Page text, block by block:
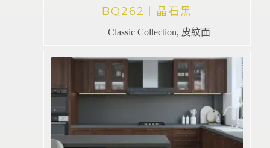
BQ262丨晶石黑
Classic Collection, 皮紋面